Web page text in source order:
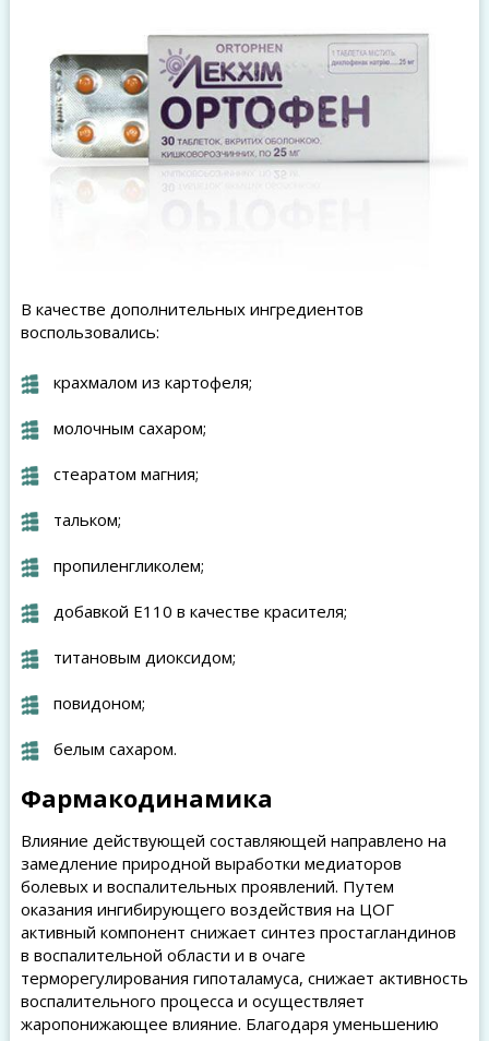
В качестве дополнительных ингредиентов
воспользовались:
крахмалом из картофеля;
молочным сахаром;
стеаратом магния;
тальком;
пропиленгликолем;
добавкой Е110 в качестве красителя;
титановым диоксидом;
повидоном;
белым сахаром.
Фармакодинамика
Влияние действующей составляющей направлено на
замедление природной выработки медиаторов
болевых и воспалительных проявлений. Путем
оказания ингибирующего воздействия на ЦОГ
активный компонент снижает синтез простагландинов
в воспалительной области и в очаге
терморегулирования гипоталамуса, снижает активность
воспалительного процесса и осуществляет
жаропонижающее влияние. Благодаря уменьшению